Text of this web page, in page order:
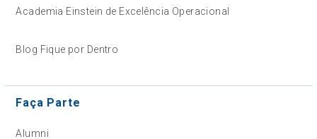
Academia Einstein de Excelência Operacional
Blog Fique por Dentro
Faça Parte
Alumni